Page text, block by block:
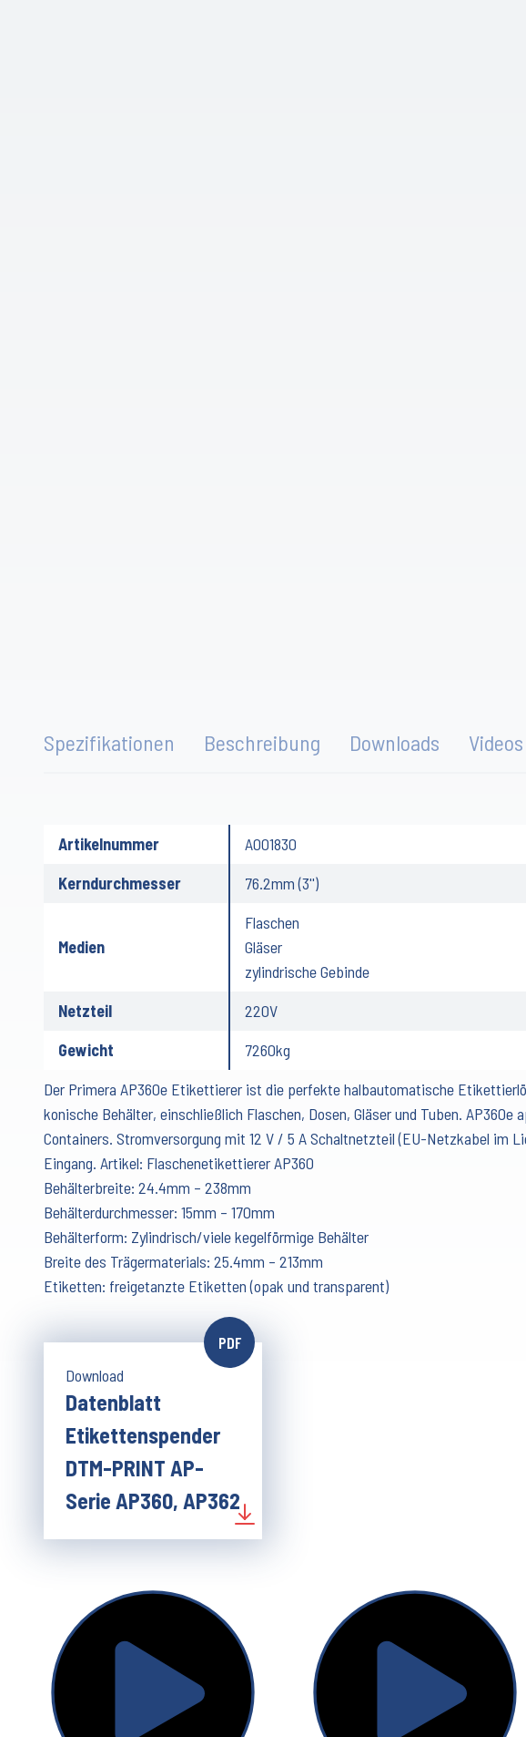
Spezifikationen Beschreibung Downloads Videos
Artikelnummer
A001830
Kerndurchmesser
76.2mm (3'')
Medien
Flaschen
Gläser
zylindrische Gebinde
Netzteil
220V
Gewicht
7260kg
Der Primera AP360e Etikettierer ist die perfekte halbautomatische
konische Behälter, einschließlich Flaschen, Dosen, Gläser und Tuben.
Containers. Stromversorgung mit 12 V / 5 A Schaltnetzteil (EU-Netzkabel im
Eingang. Artikel: Flaschenetikettierer AP360
Behälterbreite: 24.4mm – 238mm
Behälterdurchmesser: 15mm – 170mm
Behälterform: Zylindrisch/viele kegelförmige Behälter
Breite des Trägermaterials: 25.4mm – 213mm
Etiketten: freigetanzte Etiketten (opak und transparent)
PDF
Download
Datenblatt
Etikettenspender
DTM-PRINT AP-
Serie AP360, AP362